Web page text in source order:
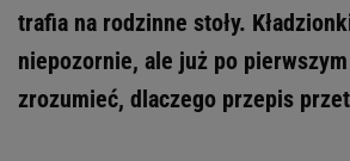
trafia na rodzinne stoły.
niepozornie, ale już po
zrozumieć, dlaczego przepis